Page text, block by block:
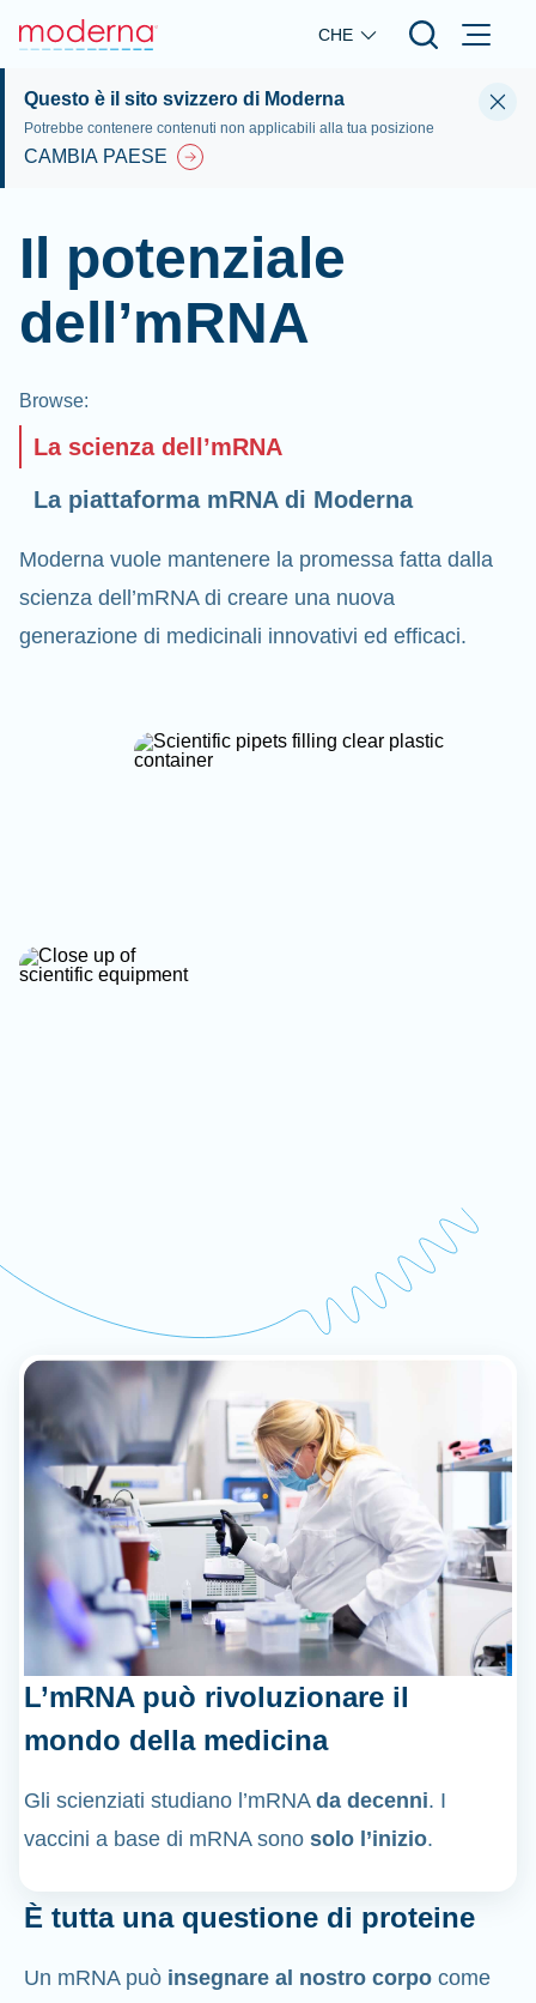
Skip to main content
CHE
Questo è il sito svizzero di Moderna
Potrebbe contenere contenuti non applicabili alla tua posizione
CAMBIA PAESE
Il potenziale
dell’mRNA
Browse:
La scienza dell’mRNA
La piattaforma mRNA di Moderna
Moderna vuole mantenere la promessa fatta dalla
scienza dell’mRNA di creare una nuova
generazione di medicinali innovativi ed efficaci.
L’mRNA può rivoluzionare il
mondo della medicina
Gli scienziati studiano l’mRNA da decenni. I
vaccini a base di mRNA sono solo l’inizio.
È tutta una questione di proteine
Un mRNA può insegnare al nostro corpo come